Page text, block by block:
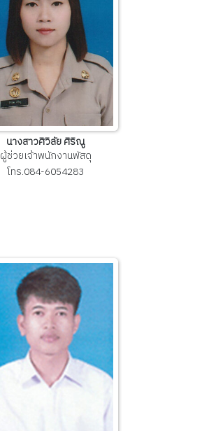
นางสาวศิวิลัย ศิริณู
ผู้ช่วยเจ้าพนักงานพัสดุ
โทร.084-6054283